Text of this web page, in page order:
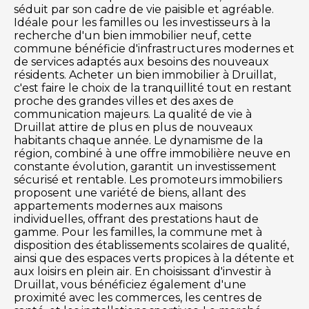
séduit par son cadre de vie paisible et agréable.
Idéale pour les familles ou les investisseurs à la
recherche d'un bien immobilier neuf, cette
commune bénéficie d'infrastructures modernes et
de services adaptés aux besoins des nouveaux
résidents. Acheter un bien immobilier à Druillat,
c'est faire le choix de la tranquillité tout en restant
proche des grandes villes et des axes de
communication majeurs. La qualité de vie à
Druillat attire de plus en plus de nouveaux
habitants chaque année. Le dynamisme de la
région, combiné à une offre immobilière neuve en
constante évolution, garantit un investissement
sécurisé et rentable. Les promoteurs immobiliers
proposent une variété de biens, allant des
appartements modernes aux maisons
individuelles, offrant des prestations haut de
gamme. Pour les familles, la commune met à
disposition des établissements scolaires de qualité,
ainsi que des espaces verts propices à la détente et
aux loisirs en plein air. En choisissant d'investir à
Druillat, vous bénéficiez également d'une
proximité avec les commerces, les centres de